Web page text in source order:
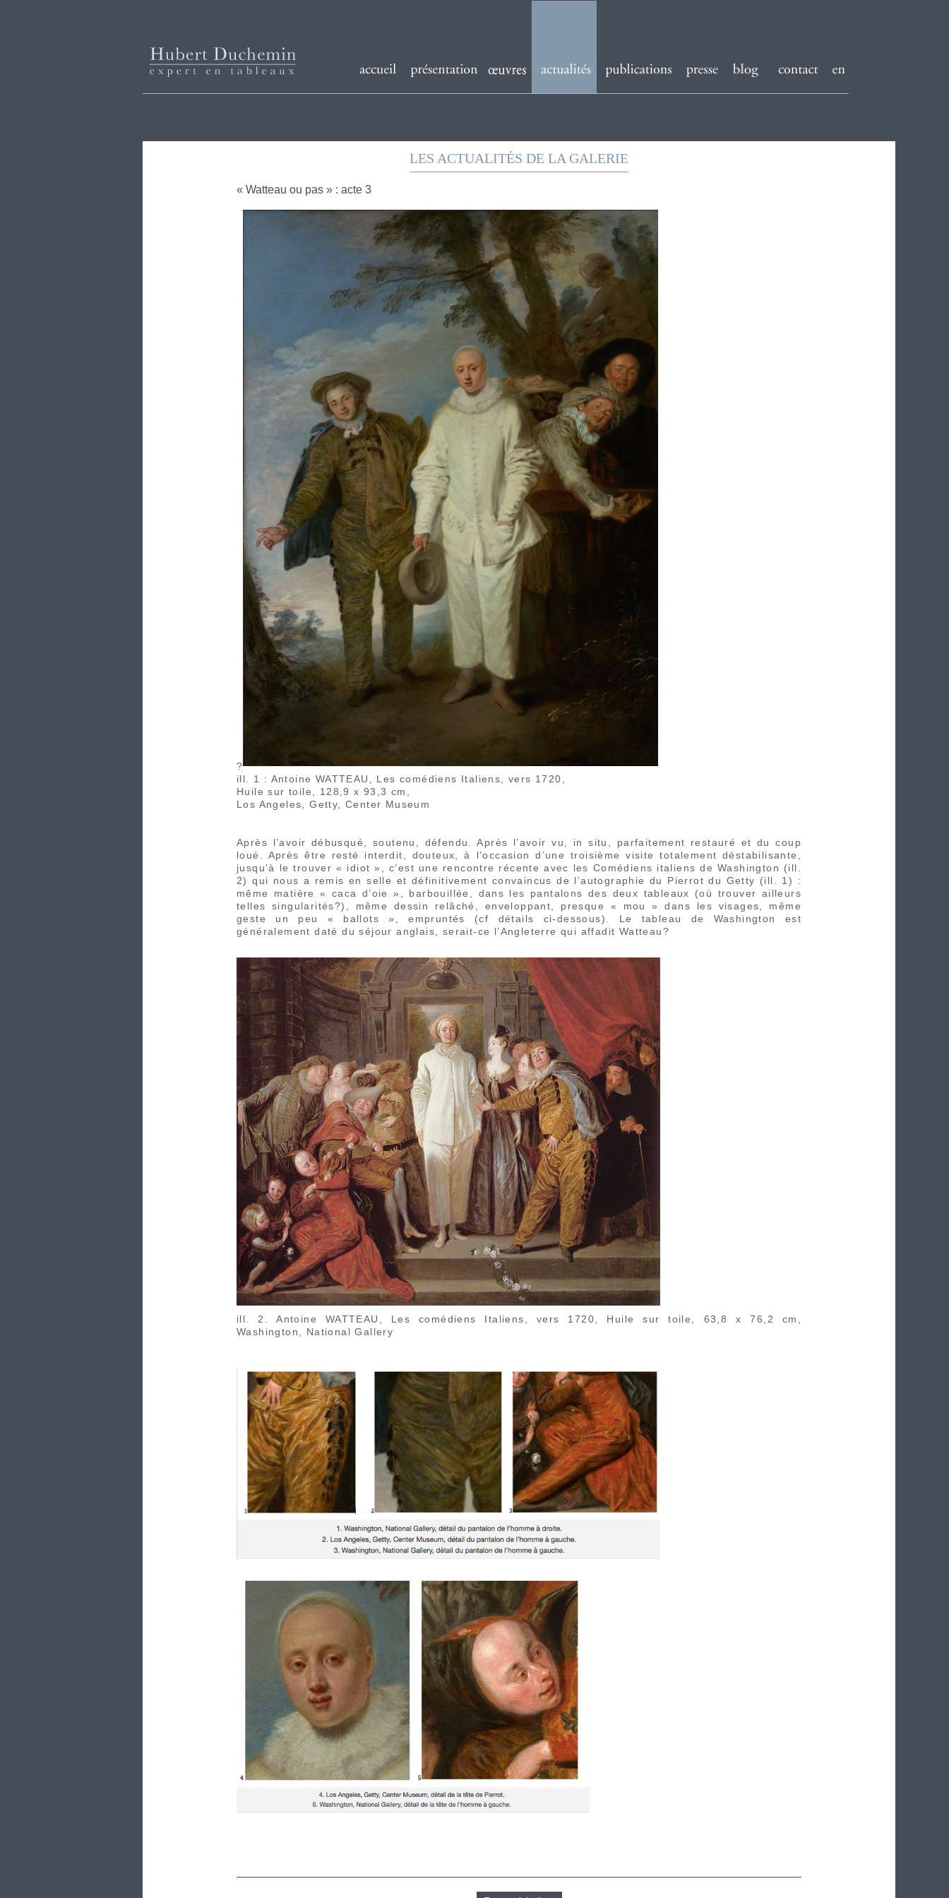
LES ACTUALITÉS DE LA GALERIE
« Watteau ou pas » : acte 3
?
ill. 1 : Antoine WATTEAU, Les comédiens Italiens, vers 1720,
Huile sur toile, 128,9 x 93,3 cm,
Los Angeles, Getty, Center Museum
Après l’avoir débusqué, soutenu, défendu. Après l’avoir vu, in situ, parfaitement restauré et du coup
loué. Après être resté interdit, douteux, à l’occasion d’une troisième visite totalement déstabilisante,
jusqu’à le trouver « idiot », c’est une rencontre récente avec les Comédiens italiens de Washington (ill.
2) qui nous a remis en selle et définitivement convaincus de l’autographie du Pierrot du Getty (ill. 1) :
même matière « caca d’oie », barbouillée, dans les pantalons des deux tableaux (où trouver ailleurs
telles singularités?), même dessin relâché, enveloppant, presque « mou » dans les visages, même
geste un peu « ballots », empruntés (cf détails ci-dessous). Le tableau de Washington est
généralement daté du séjour anglais, serait-ce l’Angleterre qui affadit Watteau?
ill. 2. Antoine WATTEAU, Les comédiens Italiens, vers 1720, Huile sur toile, 63,8 x 76,2 cm,
Washington, National Gallery